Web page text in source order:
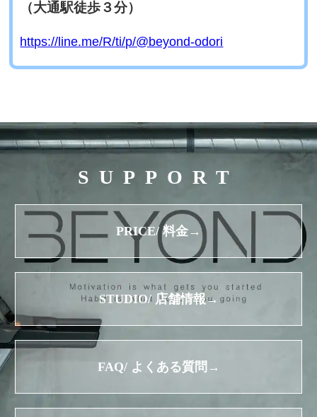
（大通駅徒歩３分）
https://line.me/R/ti/p/@beyond-odori
SUPPORT
PRICE/ 料金→
STUDIO/ 店舗情報→
FAQ/ よくある質問→